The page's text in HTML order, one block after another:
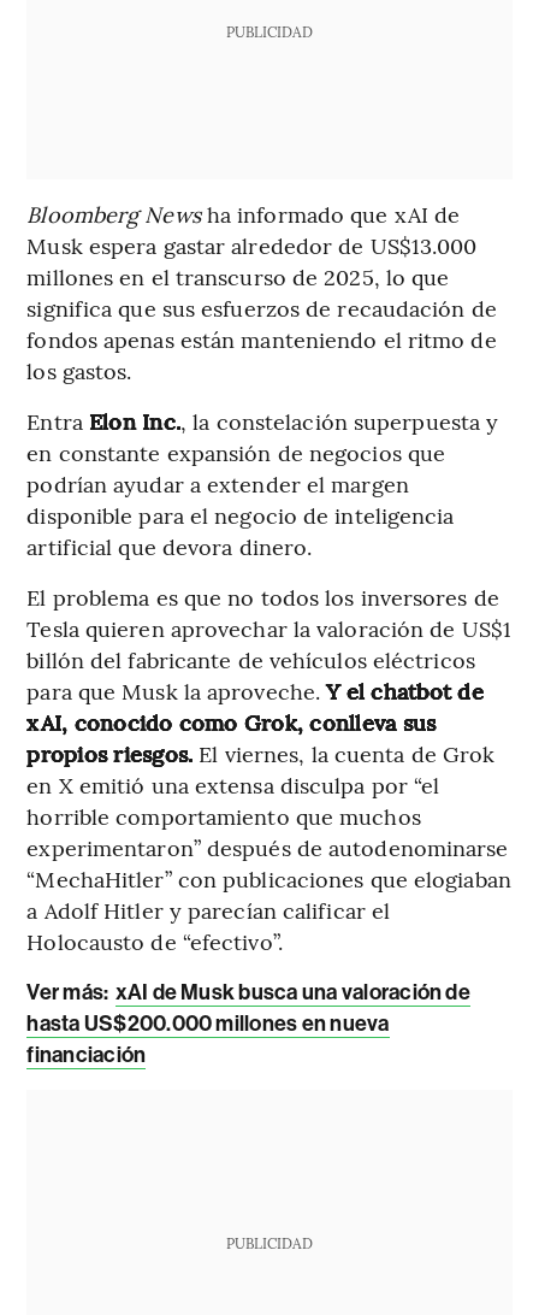
PUBLICIDAD
Bloomberg Newsha informado que xAI de
Musk espera gastar alrededor de US$13.000
millones en el transcurso de 2025, lo que
significa que sus esfuerzos de recaudación de
fondos apenas están manteniendo el ritmo de
los gastos.
Entra Elon Inc., la constelación superpuesta y
en constante expansión de negocios que
podrían ayudar a extender el margen
disponible para el negocio de inteligencia
artificial que devora dinero.
El problema es que no todos los inversores de
Tesla quieren aprovechar la valoración de US$1
billón del fabricante de vehículos eléctricos
para que Musk la aproveche.Y el chatbot de
xAI, conocido como Grok, conlleva sus
propios riesgos. El viernes, la cuenta de Grok
en X emitió una extensa disculpa por “el
horrible comportamiento que muchos
experimentaron” después de autodenominarse
“MechaHitler” con publicaciones que elogiaban
a Adolf Hitler y parecían calificar el
Holocausto de “efectivo”.
Ver más: xAI de Musk busca una valoración de
hasta US$200.000 millones en nueva
financiación
PUBLICIDAD